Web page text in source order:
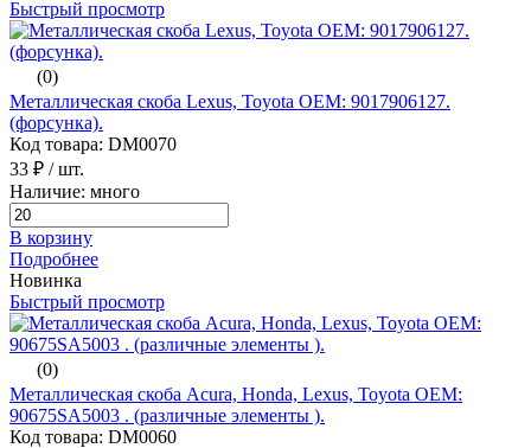
Быстрый просмотр
(0)
Металлическая скоба Lexus, Toyota ОЕМ: 9017906127.
(форсунка).
Код товара: DM0070
33 ₽ / шт.
Наличие: много
В корзину
Подробнее
Новинка
Быстрый просмотр
(0)
Металлическая скоба Acura, Honda, Lexus, Toyota ОЕМ:
90675SA5003 . (различные элементы ).
Код товара: DM0060